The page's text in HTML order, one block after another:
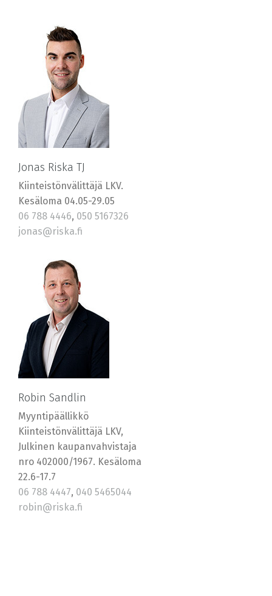
Jonas Riska TJ
Kiinteistönvälittäjä LKV.
Kesäloma 04.05-29.05
06 788 4446, 050 5167326
jonas@riska.fi
Robin Sandlin
Myyntipäällikkö
Kiinteistönvälittäjä LKV,
Julkinen kaupanvahvistaja
nro 402000/1967. Kesäloma
22.6-17.7
06 788 4447, 040 5465044
robin@riska.fi